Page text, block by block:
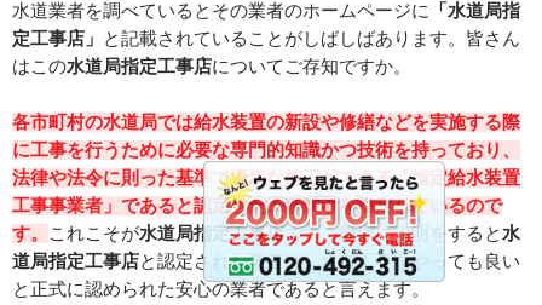
水道業者を調べているとその業者のホームページに 「水道局指
定工事店」
と記載されていることがしばしばあります。皆さん
はこの水道局指定工事店についてご存知ですか。
各市町村の水道局では給水装置の新設や修繕などを実施する際
に工事を行うために必要な専門的知識かつ技術を持っており、
法律や法令に則った基準で適切な施工ができる「指定給水装置
工事事業者」であると認定した工事業者を指定しているので
す。
これこそが水道局指定工事店です。簡潔に説明をすると水
道局指定工事店と認定された業者は、水道工事をやっても良い
と正式に認められた安心の業者であると言えます。